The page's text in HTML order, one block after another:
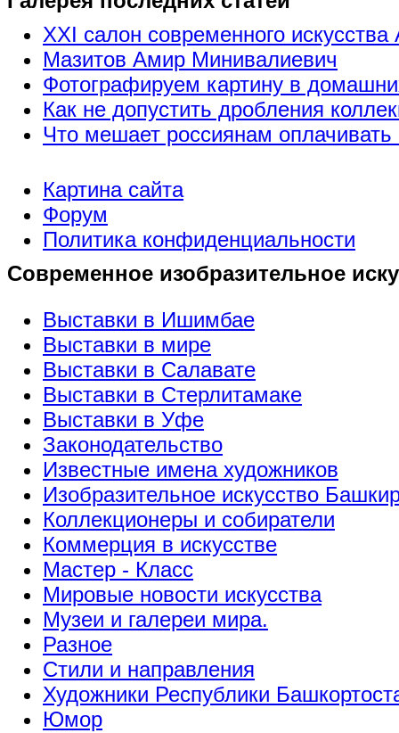
XXI салон современного искусства
Мазитов Амир Минивалиевич
Фотографируем картину в
Как не допустить дробления
Что мешает россиянам
Картина сайта
Форум
Политика конфиденциальности
Современное изобразительное
Выставки в Ишимбае
Выставки в мире
Выставки в Салавате
Выставки в Стерлитамаке
Выставки в Уфе
Законодательство
Известные имена художников
Изобразительное искусство
Коллекционеры и собиратели
Коммерция в искусстве
Мастер - Класс
Мировые новости искусства
Музеи и галереи мира.
Разное
Стили и направления
Художники Республики
Юмор